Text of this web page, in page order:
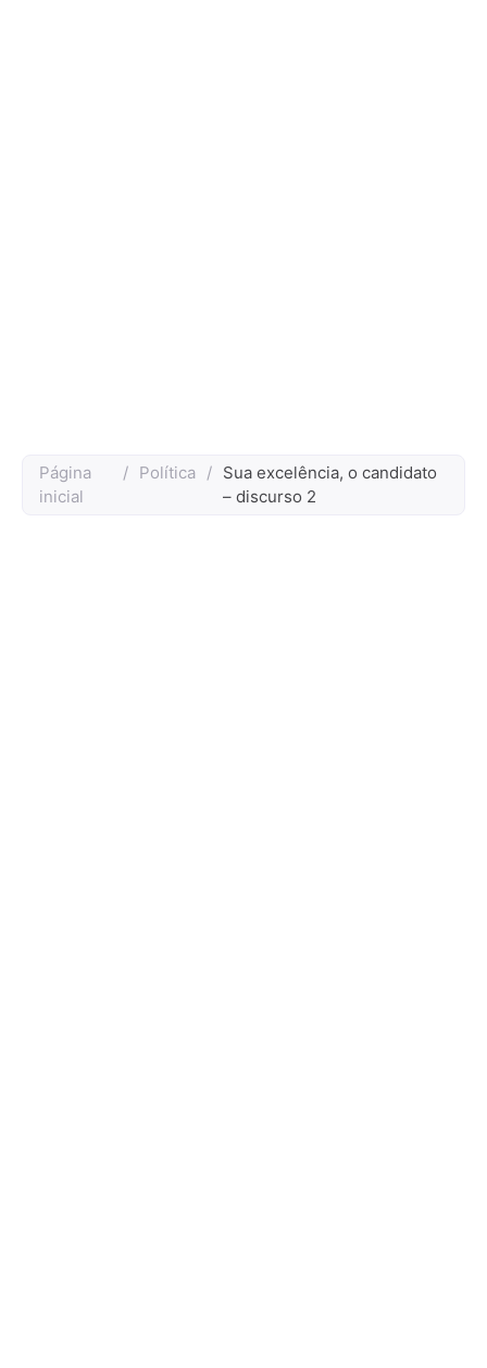
Página
inicial
/ Política / Sua excelência, o candidato
– discurso 2